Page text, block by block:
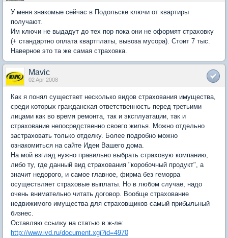
У меня знакомые сейчас в Подольске ключи от квартиры
получают.
Им ключи не выдадут до тех пор пока они не оформят страховку
(+ стандартно оплата квартплаты, вывоза мусора). Стоит 7 тыс.
Наверное это та же самая страховка.
Mavic
02 Apr 2008
Как я понял существет несколько видов страхования имущества,
среди которых гражданская ответственность перед третьими
лицами как во время ремонта, так и эксплуатации, так и
страхование непосредственно своего жилья. Можно отдельно
застраховать только отделку. Более подробно можно
ознакомиться на сайте Идеи Вашего дома.
На мой взгляд нужно правильно выбрать страховую компанию,
либо ту, где данный вид страхования "коробочный продукт", а
значит недорого, и самое главное, фирма без геморра
осуществляет страховые выплаты. Но в любом случае, надо
очень внимательно читать договор. Вообще страхование
недвижимого имущества для страховщиков самый прибыльный
бизнес.
Оставляю ссылку на статью в ж-ле:
http://www.ivd.ru/document.xgi?id=4970